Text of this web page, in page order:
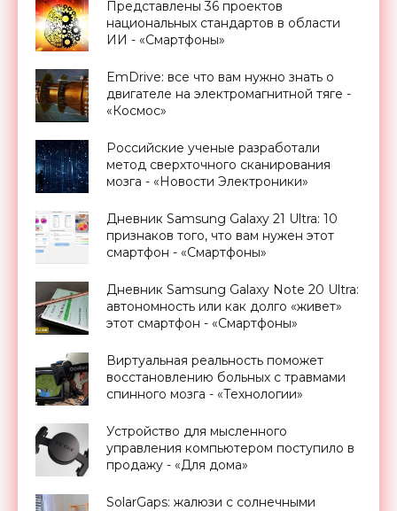
Представлены 36 проектов
национальных стандартов в области
ИИ - «Смартфоны»
EmDrive: все что вам нужно знать о
двигателе на электромагнитной тяге -
«Космос»
Российские ученые разработали
метод сверхточного сканирования
мозга - «Новости Электроники»
Дневник Samsung Galaxy 21 Ultra: 10
признаков того, что вам нужен этот
смартфон - «Смартфоны»
Дневник Samsung Galaxy Note 20 Ultra:
автономность или как долго «живет»
этот смартфон - «Смартфоны»
Виртуальная реальность поможет
восстановлению больных с травмами
спинного мозга - «Технологии»
Устройство для мысленного
управления компьютером поступило в
продажу - «Для дома»
SolarGaps: жалюзи с солнечными